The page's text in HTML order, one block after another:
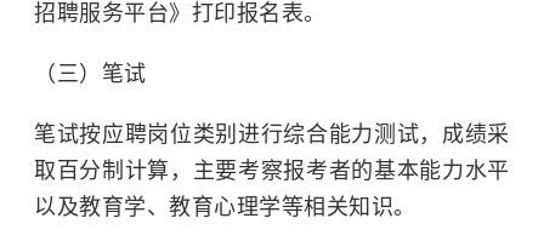
招聘服务平台》打印报名表。
（三）笔试
笔试按应聘岗位类别进行综合能力测试，成绩采
取百分制计算，主要考察报考者的基本能力水平
以及教育学、教育心理学等相关知识。